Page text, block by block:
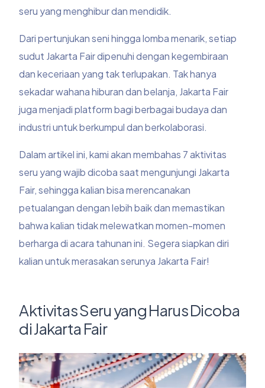
seru yang menghibur dan mendidik.
Dari pertunjukan seni hingga lomba menarik, setiap
sudut Jakarta Fair dipenuhi dengan kegembiraan
dan keceriaan yang tak terlupakan. Tak hanya
sekadar wahana hiburan dan belanja, Jakarta Fair
juga menjadi platform bagi berbagai budaya dan
industri untuk berkumpul dan berkolaborasi.
Dalam artikel ini, kami akan membahas 7 aktivitas
seru yang wajib dicoba saat mengunjungi Jakarta
Fair, sehingga kalian bisa merencanakan
petualangan dengan lebih baik dan memastikan
bahwa kalian tidak melewatkan momen-momen
berharga di acara tahunan ini. Segera siapkan diri
kalian untuk merasakan serunya Jakarta Fair!
Aktivitas Seru yang Harus Dicoba
di Jakarta Fair